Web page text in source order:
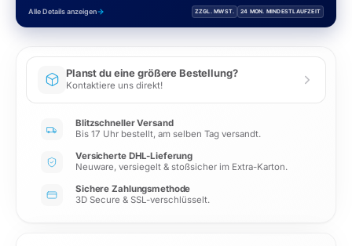
Alle Details anzeigen ZZGL. MWST. 24 MON. MINDESTLAUFZEIT
Planst du eine größere Bestellung?
Kontaktiere uns direkt!
Blitzschneller Versand
Bis 17 Uhr bestellt, am selben Tag versandt.
Versicherte DHL-Lieferung
Neuware, versiegelt & stoßsicher im Extra-Karton.
Sichere Zahlungsmethode
3D Secure & SSL-verschlüsselt.